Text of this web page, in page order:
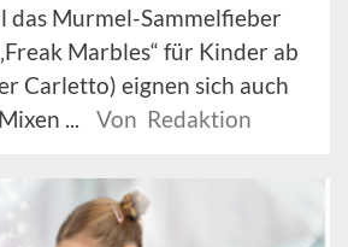
Murmel-Sammelfieber
Marbles“ für Kinder ab
Carletto) eignen sich auch
...
Von Redaktion